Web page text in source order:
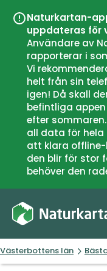
Naturkartan-
uppdateras för
Användare av
rapporterar i
Vi
helt från sin
igen! Då skall
befintliga
efter
all data för
att klara
den blir för stor
behöver den
Västerbottens län